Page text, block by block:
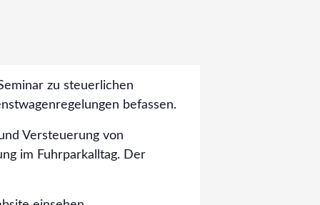
zu steuerlichen
befassen.
Versteuerung von
im Fuhrparkalltag. Der